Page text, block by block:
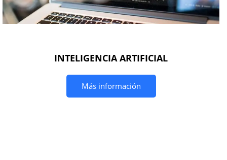
INTELIGENCIA ARTIFICIAL
Más información